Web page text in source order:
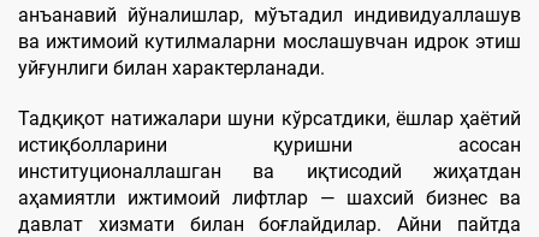
анъанавий йўналишлар, мўътадил индивидуаллашув
ва ижтимоий кутилмаларни мослашувчан идрок этиш
уйғунлиги билан характерланади.
Тадқиқот натижалари шуни кўрсатдики, ёшлар ҳаётий
истиқболларини қуришни асосан
институционаллашган ва иқтисодий жиҳатдан
аҳамиятли ижтимоий лифтлар — шахсий бизнес ва
давлат хизмати билан боғлайдилар. Айни пайтда